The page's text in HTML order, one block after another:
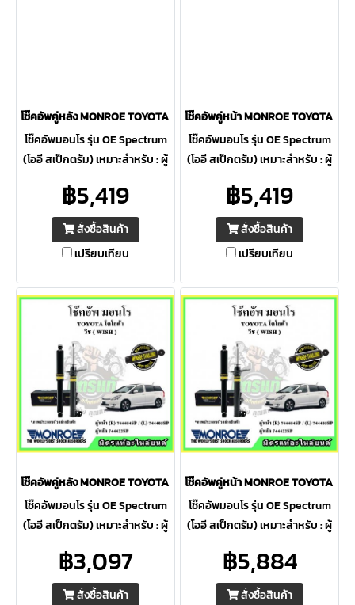
โช๊คอัพคู่หลัง MONROE TOYOTA Camry ACV30 ปี 02-06 OE Spectrum
โช๊คอัพมอนโร รุ่น OE Spectrum
(โออี สเป็กตรัม) เหมาะสำหรับ : ผู้
ความควบคุมดีเยี่ยม ภายใต้การ
ขับขี่ต่อเนื่อง
฿5,419
สั่งซื้อสินค้า
เปรียบเทียบ
โช๊คอัพคู่หน้า MONROE TOYOTA
โช๊คอัพมอนโร รุ่น OE Spectrum
(โออี สเป็กตรัม) เหมาะสำหรับ : ผู้
ความควบคุมดีเยี่ยม ภายใต้การ
ขับขี่ต่อเนื่อง
฿5,419
สั่งซื้อสินค้า
เปรียบเทียบ
โช๊คอัพคู่หลัง MONROE TOYOTA Wish 2.0 ปี 05-10 OE Spectrum
โช๊คอัพมอนโร รุ่น OE Spectrum
(โออี สเป็กตรัม) เหมาะสำหรับ : ผู้
ความควบคุมดีเยี่ยม ภายใต้การ
ขับขี่ต่อเนื่อง
฿3,097
สั่งซื้อสินค้า
โช๊คอัพคู่หน้า MONROE TOYOTA
โช๊คอัพมอนโร รุ่น OE Spectrum
(โออี สเป็กตรัม) เหมาะสำหรับ : ผู้
ความควบคุมดีเยี่ยม ภายใต้การ
ขับขี่ต่อเนื่อง
฿5,884
สั่งซื้อสินค้า